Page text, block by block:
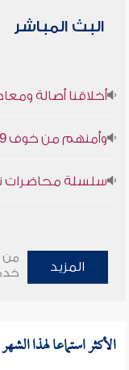
البث المباشر
أخلاقنا أصالة
وأمنهم من خوف 9
سلسلة محاضرات
المزيد
من
الأكثر استماعا لهذا الشهر